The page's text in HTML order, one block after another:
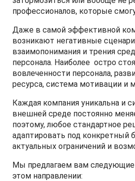
профессионалов, которые
Даже в самой эффективной
возникают негативные
взаимопонимания и трения
персонала. Наиболее остро
вовлеченности персонала,
ресурса, система мотивации и
Каждая компания уникальна и
внешней среде постоянно
поэтому, любое стандартное
адаптировать под конкретный
актуальных ограничений и
Мы предлагаем вам следующие
этом направлении: